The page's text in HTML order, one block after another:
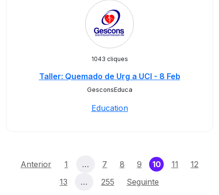
1043 cliques
Taller: Quemado de Urg a UCI - 8 Feb
GesconsEduca
Education
Anterior 1 … 7 8 9 10(current)
11
12
13
… 255 Seguinte